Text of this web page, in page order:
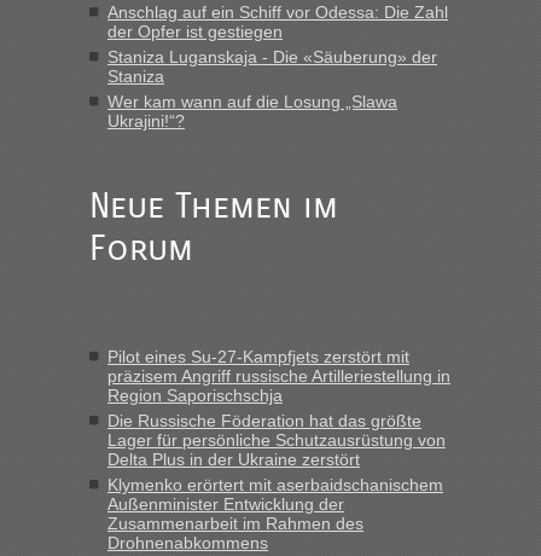
Recht, Visa und Dokumente • Re: Deklaration
gebrauchter Kleidung beim Zoll
„Vielen Dank, mit einem Briefchen meiner Frau im Gepäck
gab es keine Probleme“
fast 11 Milliarden aufgedeckt
„Am besten wäre natürlich, wenn die Frau mit dabei ist.
Alleinreisende Männer stehen schließlich immer unter
Milliarden aufgedeckt
„Kein Zoll. Du musst an sich nur sagen dass das privat ist
und du nicht damit handeln willst. So lange das nicht
Originalverpackt ist und ersichlich das nicht neu sollte es
keine Probleme geben“
Recht, Visa und Dokumente • Deklaration
gebrauchter Kleidung beim Zoll
Anschlag auf ein Schiff vor Odessa: Die Zahl
der Opfer ist gestiegen
Staniza Luganskaja - Die «Säuberung» der
Staniza
Wer kam wann auf die Losung „Slawa
Ukrajini!“?
Neue Themen im
Forum
Pilot eines Su-27-Kampfjets zerstört mit
präzisem Angriff russische Artilleriestellung in
Region Saporischschja
Die Russische Föderation hat das größte
Lager für persönliche Schutzausrüstung von
Delta Plus in der Ukraine zerstört
Klymenko erörtert mit aserbaidschanischem
Außenminister Entwicklung der
Zusammenarbeit im Rahmen des
Drohnenabkommens